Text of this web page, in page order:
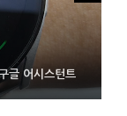
글 어시스턴트
O 모형 처음 선
유출